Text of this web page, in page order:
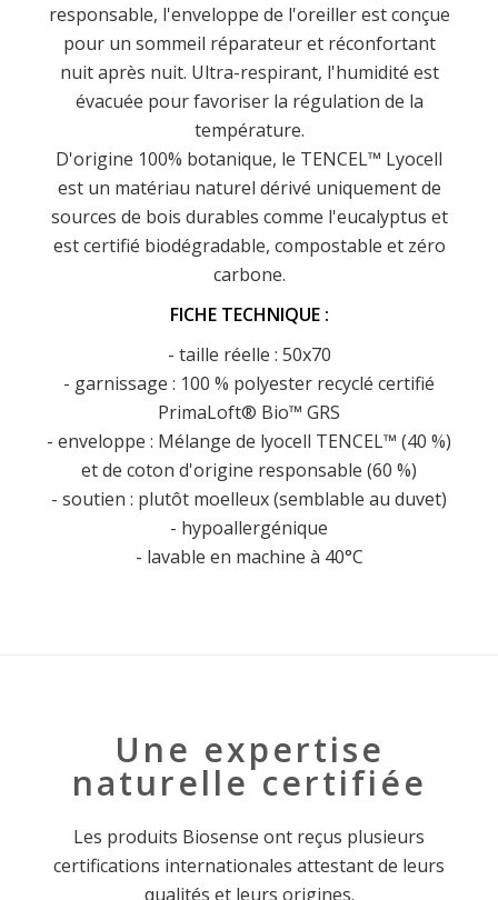
responsable, l'enveloppe de l'oreiller est conçue
pour un sommeil réparateur et réconfortant
nuit après nuit. Ultra-respirant, l'humidité est
évacuée pour favoriser la régulation de la
température.
D'origine 100% botanique, le TENCEL™ Lyocell
est un matériau naturel dérivé uniquement de
sources de bois durables comme l'eucalyptus et
est certifié biodégradable, compostable et zéro
carbone.
FICHE TECHNIQUE :
- taille réelle : 50x70
- garnissage : 100 % polyester recyclé certifié
PrimaLoft® Bio™ GRS
- enveloppe : Mélange de lyocell TENCEL™ (40 %)
et de coton d'origine responsable (60 %)
- soutien : plutôt moelleux (semblable au duvet)
- hypoallergénique
- lavable en machine à 40°C
Une expertise
naturelle certifiée
Les produits Biosense ont reçus plusieurs
certifications internationales attestant de leurs
qualités et leurs origines.